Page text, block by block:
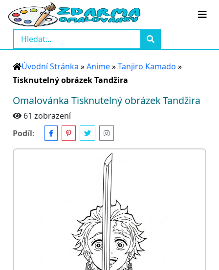
Úvodní Stránka »Anime»Tanjiro Kamado »
Tisknutelný obrázek Tandžira
Omalovánka Tisknutelný obrázek Tandžira
61 zobrazení
Podíl: